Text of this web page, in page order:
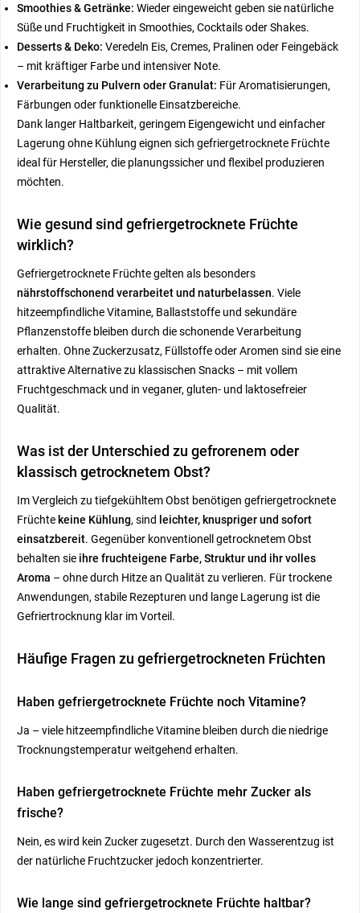
Smoothies & Getränke: Wieder eingeweicht geben sie natürliche
Süße und Fruchtigkeit in Smoothies, Cocktails oder Shakes.
Desserts & Deko: Veredeln Eis, Cremes, Pralinen oder Feingebäck
– mit kräftiger Farbe und intensiver Note.
Verarbeitung zu Pulvern oder Granulat: Für Aromatisierungen,
Färbungen oder funktionelle Einsatzbereiche.
Dank langer Haltbarkeit, geringem Eigengewicht und einfacher
Lagerung ohne Kühlung eignen sich gefriergetrocknete Früchte
ideal für Hersteller, die planungssicher und flexibel produzieren
möchten.
Wie gesund sind gefriergetrocknete Früchte
wirklich?
Gefriergetrocknete Früchte gelten als besonders
nährstoffschonend verarbeitet und naturbelassen. Viele
hitzeempfindliche Vitamine, Ballaststoffe und sekundäre
Pflanzenstoffe bleiben durch die schonende Verarbeitung
erhalten. Ohne Zuckerzusatz, Füllstoffe oder Aromen sind sie eine
attraktive Alternative zu klassischen Snacks – mit vollem
Fruchtgeschmack und in veganer, gluten- und laktosefreier
Qualität.
Was ist der Unterschied zu gefrorenem oder
klassisch getrocknetem Obst?
Im Vergleich zu tiefgekühltem Obst benötigen gefriergetrocknete
Früchte keine Kühlung, sind leichter, knuspriger und sofort
einsatzbereit. Gegenüber konventionell getrocknetem Obst
behalten sie ihre fruchteigene Farbe, Struktur und ihr volles
Aroma – ohne durch Hitze an Qualität zu verlieren. Für trockene
Anwendungen, stabile Rezepturen und lange Lagerung ist die
Gefriertrocknung klar im Vorteil.
Häufige Fragen zu gefriergetrockneten Früchten
Haben gefriergetrocknete Früchte noch Vitamine?
Ja – viele hitzeempfindliche Vitamine bleiben durch die niedrige
Trocknungstemperatur weitgehend erhalten.
Haben gefriergetrocknete Früchte mehr Zucker als
frische?
Nein, es wird kein Zucker zugesetzt. Durch den Wasserentzug ist
der natürliche Fruchtzucker jedoch konzentrierter.
Wie lange sind gefriergetrocknete Früchte haltbar?